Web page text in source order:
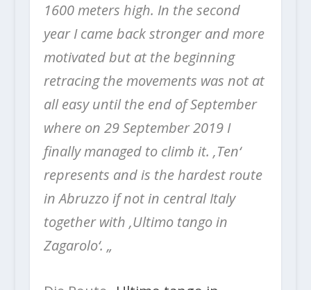
1600 meters high. In the second
year I came back stronger and more
motivated but at the beginning
retracing the movements was not at
all easy until the end of September
where on 29 September 2019 I
finally managed to climb it. ‚Ten‘
represents and is the hardest route
in Abruzzo if not in central Italy
together with ‚Ultimo tango in
Zagarolo‘. „